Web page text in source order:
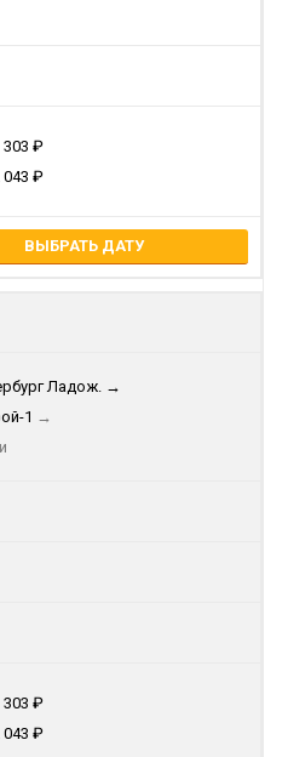
303
043
ВЫБРАТЬ ДАТУ
Ладож. →
1 →
303
043